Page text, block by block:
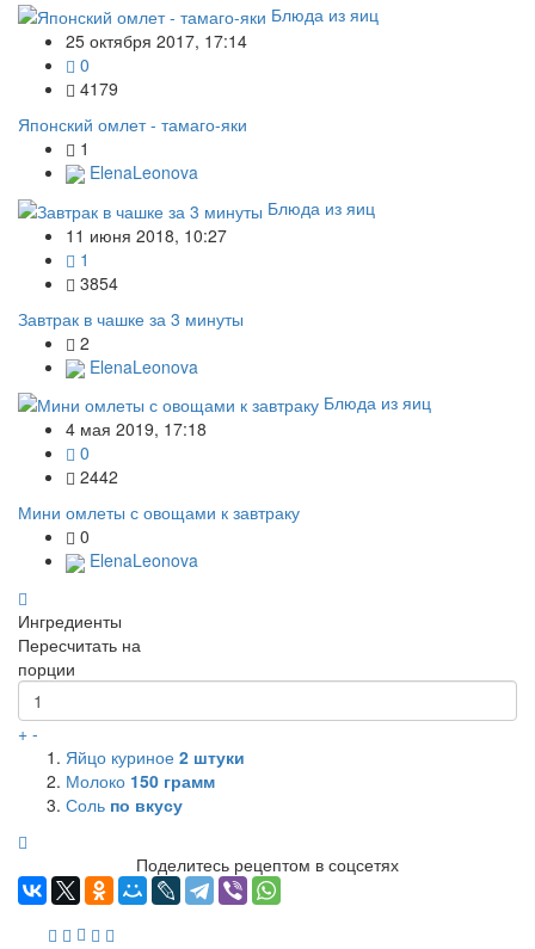
Блюда из яиц
25 октября 2017, 17:14
0
4179
Японский омлет - тамаго-яки
1
ElenaLeonova
Блюда из яиц
11 июня 2018, 10:27
1
3854
Завтрак в чашке за 3 минуты
2
ElenaLeonova
Блюда из яиц
4 мая 2019, 17:18
0
2442
Мини омлеты с овощами к завтраку
0
ElenaLeonova
Ингредиенты
Пересчитать на
порции
+ -
Яйцо куриное 2 штуки
Молоко 150 грамм
Соль по вкусу
Поделитесь рецептом в соцсетях